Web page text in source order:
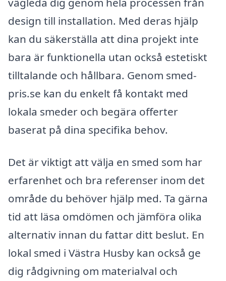
design till installation. Med deras hjälp
kan du säkerställa att dina projekt inte
bara är funktionella utan också estetiskt
tilltalande och hållbara. Genom smed-
pris.se kan du enkelt få kontakt med
lokala smeder och begära offerter
baserat på dina specifika behov.
Det är viktigt att välja en smed som har
erfarenhet och bra referenser inom det
område du behöver hjälp med. Ta gärna
tid att läsa omdömen och jämföra olika
alternativ innan du fattar ditt beslut. En
lokal smed i Västra Husby kan också ge
dig rådgivning om materialval och